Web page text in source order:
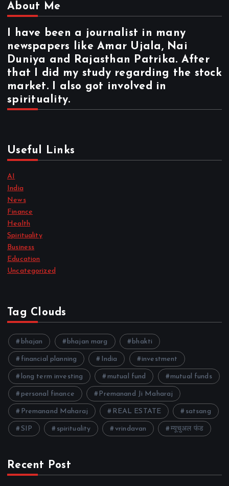
About Me
I have been a journalist in many
newspapers like Amar Ujala, Nai
Duniya and Rajasthan Patrika. After
that I did my study regarding the stock
market. I also got involved in
spirituality.
Useful Links
AI
India
News
Finance
Health
Spirituality
Business
Education
Uncategorized
Tag Clouds
bhajan bhajan marg bhakti
financial planning India investment
long term investing mutual fund mutual funds
personal finance Premanand Ji Maharaj
Premanand Maharaj REAL ESTATE satsang
SIP spirituality vrindavan म्यूचुअल फंड
Recent Post